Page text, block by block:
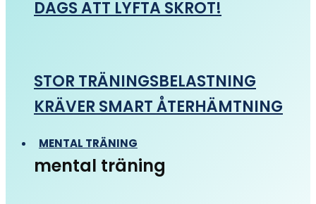
DAGS ATT LYFTA SKROT!
STOR TRÄNINGSBELASTNING
KRÄVER SMART ÅTERHÄMTNING
MENTAL TRÄNING
mental träning